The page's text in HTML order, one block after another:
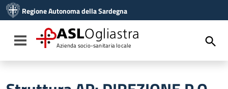
Vai al menu di navigazione
Vai al footer
Regione Autonoma della Sardegna
Toggle navigation
ASLOgliastra
Azienda socio-sanitaria locale